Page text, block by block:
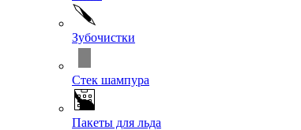
Зубочистки
Стек шампура
Пакеты для льда